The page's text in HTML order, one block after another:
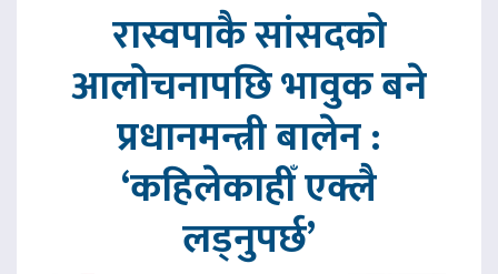
रास्वपाकै सांसदको
आलोचनापछि भावुक बने
प्रधानमन्त्री बालेन :
‘कहिलेकाहीँ एक्लै
लड्नुपर्छ’